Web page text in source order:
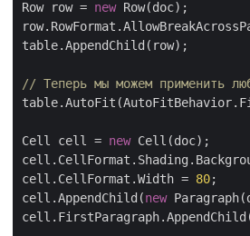
Row row = new Row(doc);
table.AppendChild(row);
// Теперь мы можем применить
Cell cell = new Cell(doc);
cell.CellFormat.Width = 80;
cell.AppendChild(new